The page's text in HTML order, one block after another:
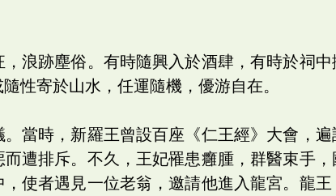
浪跡塵俗。有時隨興入於酒肆，有時於祠
性寄於山水，任運隨機，優游自在。
當時，新羅王曾設百座《仁王經》大會，
遭排斥。不久，王妃罹患癰腫，群醫束手
使者遇見一位老翁，邀請他進入龍宮。龍